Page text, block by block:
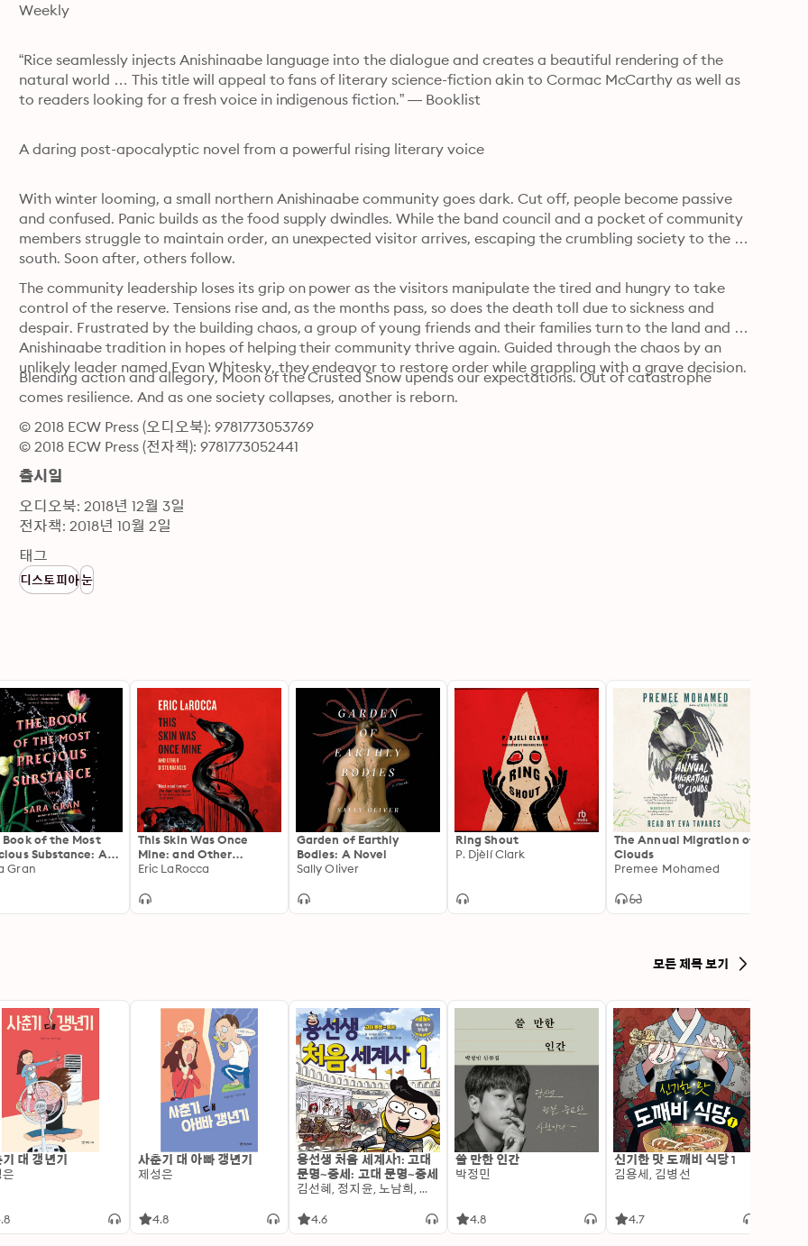
Weekly
“Rice seamlessly injects Anishinaabe language into the dialogue and creates a beautiful rendering of the
natural world … This title will appeal to fans of literary science-fiction akin to Cormac McCarthy as well as
to readers looking for a fresh voice in indigenous fiction.” — Booklist
A daring post-apocalyptic novel from a powerful rising literary voice
With winter looming, a small northern Anishinaabe community goes dark. Cut off, people become passive
and confused. Panic builds as the food supply dwindles. While the band council and a pocket of community
members struggle to maintain order, an unexpected visitor arrives, escaping the crumbling society to the
south. Soon after, others follow.
The community leadership loses its grip on power as the visitors manipulate the tired and hungry to take
control of the reserve. Tensions rise and, as the months pass, so does the death toll due to sickness and
despair. Frustrated by the building chaos, a group of young friends and their families turn to the land and
Anishinaabe tradition in hopes of helping their community thrive again. Guided through the chaos by an
unlikely leader named Evan Whitesky, they endeavor to restore order while grappling with a grave decision.
Blending action and allegory, Moon of the Crusted Snow upends our expectations. Out of catastrophe
comes resilience. And as one society collapses, another is reborn.
© 2018 ECW Press (오디오북): 9781773053769
© 2018 ECW Press (전자책): 9781773052441
출시일
오디오북: 2018년 12월 3일
전자책: 2018년 10월 2일
태그
디스토피아눈
Book of the Most
Substance: A
Gran
This Skin Was Once
Mine: and Other
Disturbances
Eric LaRocca
Garden of Earthly
Bodies: A Novel
Sally Oliver
Ring Shout
P. Djèlí Clark
The Annual Migration of
Clouds
Premee Mohamed
모든 제목 보기
대 갱년기
사춘기 대 아빠 갱년기
제성은
4.8
용선생 처음 세계사1: 고대
문명~중세: 고대 문명~중세
김선혜, 정지윤, 노남희, 뭉선생, 윤효식, 이우일, 김선빈, 사회평론 역사연구소
4.6
쓸 만한 인간
박정민
4.8
신기한 맛 도깨비 식당 1
김용세, 김병선
4.7